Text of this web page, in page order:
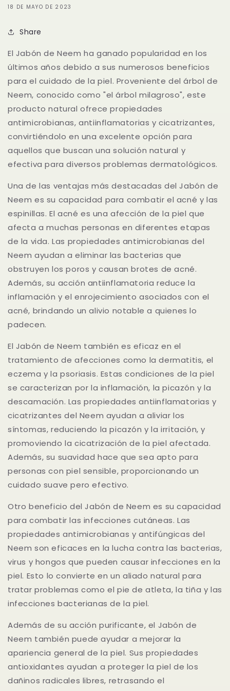
18 DE MAYO DE 2023
Share
El Jabón de Neem ha ganado popularidad en los
últimos años debido a sus numerosos beneficios
para el cuidado de la piel. Proveniente del árbol de
Neem, conocido como "el árbol milagroso", este
producto natural ofrece propiedades
antimicrobianas, antiinflamatorias y cicatrizantes,
convirtiéndolo en una excelente opción para
aquellos que buscan una solución natural y
efectiva para diversos problemas dermatológicos.
Una de las ventajas más destacadas del Jabón de
Neem es su capacidad para combatir el acné y las
espinillas. El acné es una afección de la piel que
afecta a muchas personas en diferentes etapas
de la vida. Las propiedades antimicrobianas del
Neem ayudan a eliminar las bacterias que
obstruyen los poros y causan brotes de acné.
Además, su acción antiinflamatoria reduce la
inflamación y el enrojecimiento asociados con el
acné, brindando un alivio notable a quienes lo
padecen.
El Jabón de Neem también es eficaz en el
tratamiento de afecciones como la dermatitis, el
eczema y la psoriasis. Estas condiciones de la piel
se caracterizan por la inflamación, la picazón y la
descamación. Las propiedades antiinflamatorias y
cicatrizantes del Neem ayudan a aliviar los
síntomas, reduciendo la picazón y la irritación, y
promoviendo la cicatrización de la piel afectada.
Además, su suavidad hace que sea apto para
personas con piel sensible, proporcionando un
cuidado suave pero efectivo.
Otro beneficio del Jabón de Neem es su capacidad
para combatir las infecciones cutáneas. Las
propiedades antimicrobianas y antifúngicas del
Neem son eficaces en la lucha contra las bacterias,
virus y hongos que pueden causar infecciones en la
piel. Esto lo convierte en un aliado natural para
tratar problemas como el pie de atleta, la tiña y las
infecciones bacterianas de la piel.
Además de su acción purificante, el Jabón de
Neem también puede ayudar a mejorar la
apariencia general de la piel. Sus propiedades
antioxidantes ayudan a proteger la piel de los
dañinos radicales libres, retrasando el